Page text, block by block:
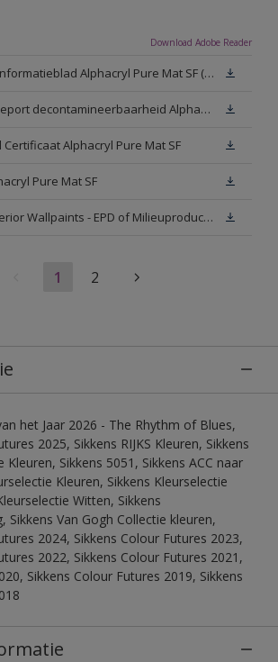
Download Adobe Reader
Technisch Informatieblad Alphacryl Pure Mat SF (New Livery) (PDF)
Technical Report decontamineerbaarheid Alphacryl Pure Mat SF
Certificaat Alphacryl Pure Mat SF
Pure Mat SF
Sikkens Interior Wallpaints - EPD of Milieuproductverklaring
1 2
het Jaar 2026 - The Rhythm of Blues,
2025, Sikkens RIJKS Kleuren, Sikkens
Kleuren, Sikkens 5051, Sikkens ACC naar
Kleuren, Sikkens Kleurselectie
Witten, Sikkens
Sikkens Van Gogh Collectie kleuren,
2024, Sikkens Colour Futures 2023,
2022, Sikkens Colour Futures 2021,
Sikkens Colour Futures 2019, Sikkens